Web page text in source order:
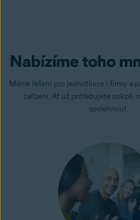
Nabízíme toho
Máme řešení pro jednotlivce i firmy a
zařízení. Ať už potřebujete cokoli,
spolehnout.